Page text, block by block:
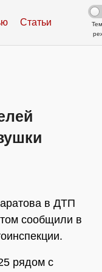
Статьи
в ДТП
сообщили в
рядом с